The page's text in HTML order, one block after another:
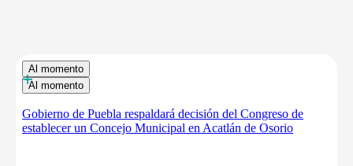
Al momento
Al momento
+
Gobierno de Puebla respaldará decisión del Congreso de
establecer un Concejo Municipal en Acatlán de Osorio